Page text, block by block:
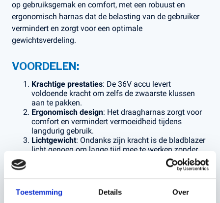
Toestemming Details Over
op gebruiksgemak en comfort, met een robuust en
ergonomisch harnas dat de belasting van de gebruiker
vermindert en zorgt voor een optimale
gewichtsverdeling.
VOORDELEN:
Krachtige prestaties: De 36V accu levert
voldoende kracht om zelfs de zwaarste klussen
aan te pakken.
Ergonomisch design: Het draagharnas zorgt voor
comfort en vermindert vermoeidheid tijdens
langdurig gebruik.
Lichtgewicht: Ondanks zijn kracht is de bladblazer
licht genoeg om lange tijd mee te werken zonder
: Geschikt voor professioneel
gebruik, met een robuuste constructie die bestand
is tegen intensief gebruik in diverse
weersomstandigheden.